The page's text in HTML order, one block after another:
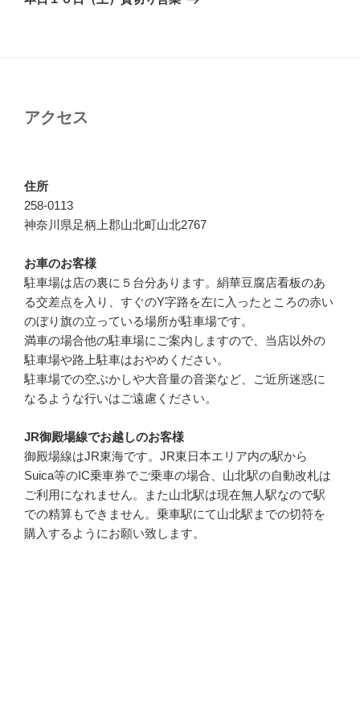
アクセス
住所
258-0113
神奈川県足柄上郡山北町山北2767
お車のお客様
駐車場は店の裏に５台分あります。絹華豆腐店看板のあ
る交差点を入り、すぐのY字路を左に入ったところの赤い
のぼり旗の立っている場所が駐車場です。
満車の場合他の駐車場にご案内しますので、当店以外の
駐車場や路上駐車はおやめください。
駐車場での空ぶかしや大音量の音楽など、ご近所迷惑に
なるような行いはご遠慮ください。
JR御殿場線でお越しのお客様
御殿場線はJR東海です。JR東日本エリア内の駅から
Suica等のIC乗車券でご乗車の場合、山北駅の自動改札は
ご利用になれません。また山北駅は現在無人駅なので駅
での精算もできません。乗車駅にて山北駅までの切符を
購入するようにお願い致します。